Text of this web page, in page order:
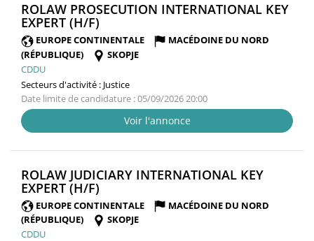
ROLAW PROSECUTION INTERNATIONAL KEY
EXPERT (H/F)
FENÊTRE)
EUROPE CONTINENTALE
MACÉDOINE DU NORD
(RÉPUBLIQUE)
SKOPJE
CDDU
Secteurs d'activité : Justice
Date limite de candidature : 05/09/2026 20:00
Voir l'annonce
ROLAW JUDICIARY INTERNATIONAL KEY
EXPERT (H/F)
FENÊTRE)
EUROPE CONTINENTALE
MACÉDOINE DU NORD
(RÉPUBLIQUE)
SKOPJE
CDDU